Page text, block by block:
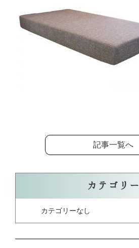
記事一覧へ
カテゴリー
カテゴリーなし